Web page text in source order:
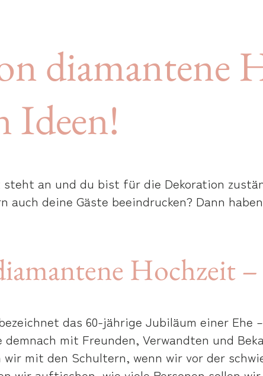
diamantene
Ideen!
steht an und du bist für die Dekoration
auch deine Gäste beeindrucken? Dann
Hochzeit
das 60-jährige Jubiläum einer
mit Freunden, Verwandten und
wir mit den Schultern, wenn wir vor der